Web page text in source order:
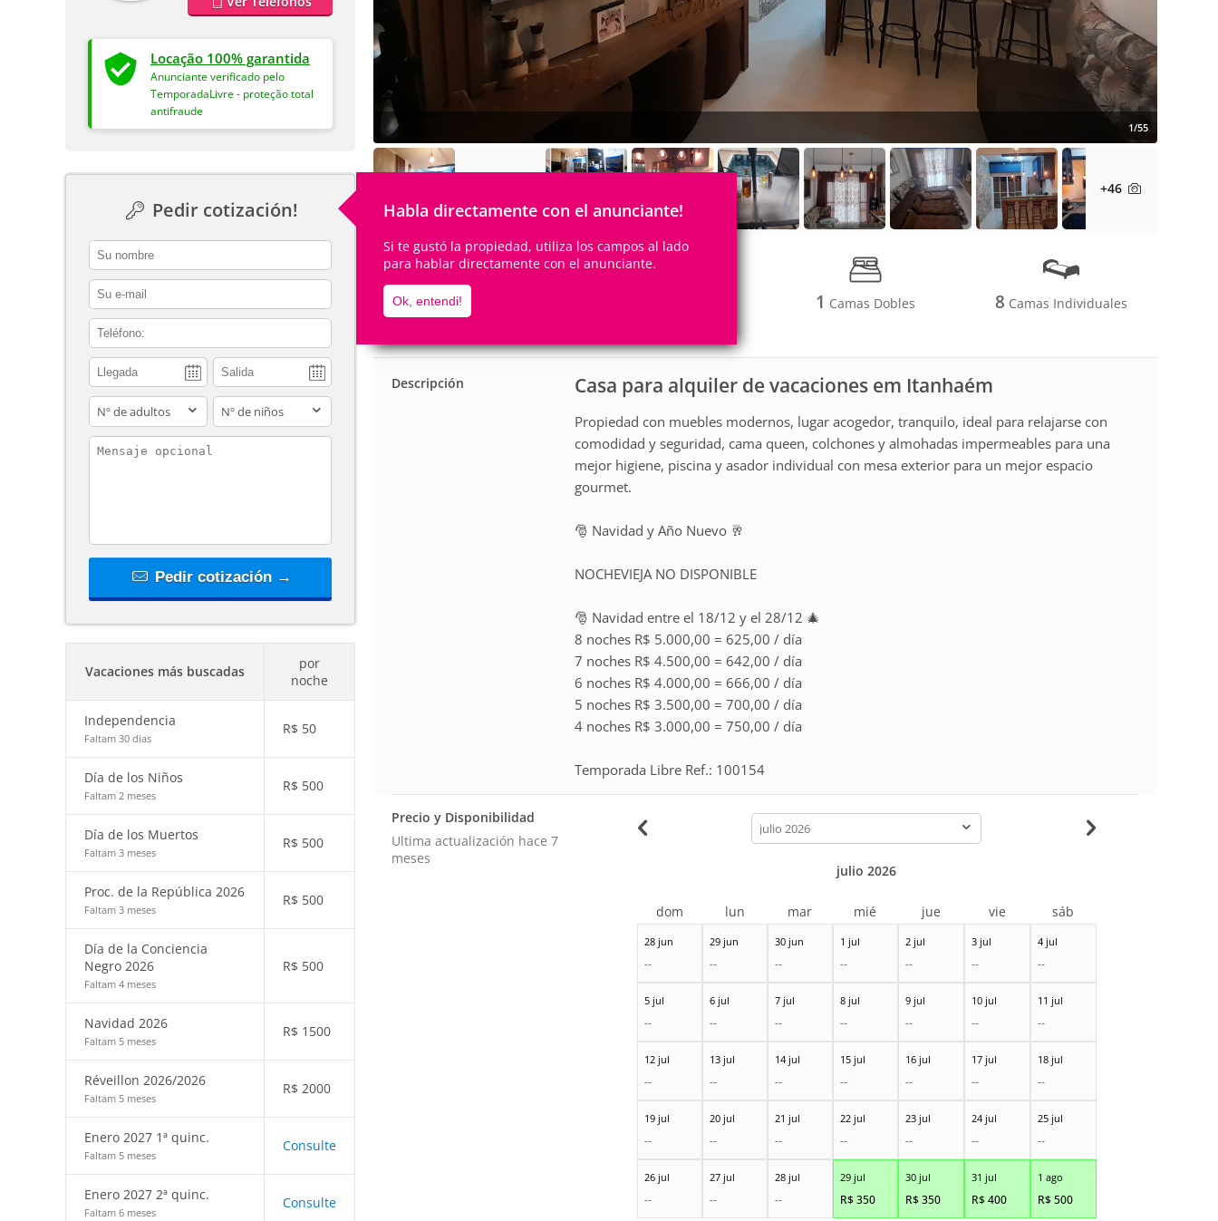
Locação 100% garantida
Anunciante verificado pelo
TemporadaLivre - proteção total
antifraude
Pedir cotización! Habla directamente con el anunciante!
Si te gustó la propiedad, utiliza los campos al lado
para hablar directamente con el anunciante.
Ok, entendi!
contact_name
contact_email
contact_phone
adults children
contact_message
Pedir cotización →
Vacaciones más buscadas
por
noche
Independencia
Faltam 30 dias
R$ 50
Día de los Niños
Faltam 2 meses
R$ 500
Día de los Muertos
Faltam 3 meses
R$ 500
Proc. de la República 2026
Faltam 3 meses
R$ 500
Día de la Conciencia
Negro 2026
Faltam 4 meses
R$ 500
Navidad 2026
Faltam 5 meses
R$ 1500
Réveillon 2026/2026
Faltam 5 meses
R$ 2000
Enero 2027 1ª quinc.
Faltam 5 meses
Consulte
Enero 2027 2ª quinc.
Faltam 6 meses
Consulte
1/55
+46
10Personas 1 Camas Dobles 8 Camas Individuales
Casa para alquiler de vacaciones em Itanhaém
Descripción
Propiedad con muebles modernos, lugar acogedor, tranquilo, ideal para relajarse con
comodidad y seguridad, cama queen, colchones y almohadas impermeables para una
mejor higiene, piscina y asador individual con mesa exterior para un mejor espacio
gourmet.
🎅 Navidad y Año Nuevo 🥂
NOCHEVIEJA NO DISPONIBLE
🎅 Navidad entre el 18/12 y el 28/12 🎄
8 noches R$ 5.000,00 = 625,00 / día
7 noches R$ 4.500,00 = 642,00 / día
6 noches R$ 4.000,00 = 666,00 / día
5 noches R$ 3.500,00 = 700,00 / día
4 noches R$ 3.000,00 = 750,00 / día
Temporada Libre Ref.: 100154
Precio y Disponibilidad
Ultima actualización hace 7
meses
calendar-
month
28 jun
--
29 jun
--
30 jun
--
1 jul
--
2 jul
--
3 jul
--
4 jul
--
5 jul
--
6 jul
--
7 jul
--
8 jul
--
9 jul
--
10 jul
--
11 jul
--
12 jul
--
13 jul
--
14 jul
--
15 jul
--
16 jul
--
17 jul
--
18 jul
--
19 jul
--
20 jul
--
21 jul
--
22 jul
--
23 jul
--
24 jul
--
25 jul
--
26 jul
--
27 jul
--
28 jul
--
29 jul
R$350
30 jul
R$350
31 jul
R$400
1 ago
R$500
julio 2026
dom lun mar mié jue vie sáb